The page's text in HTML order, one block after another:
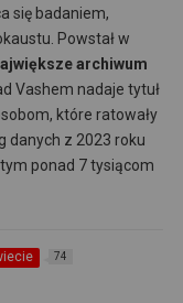
się badaniem,
Powstał w
archiwum
Vashem nadaje tytuł
które ratowały
danych z 2023 roku
ponad 7 tysiącom
74